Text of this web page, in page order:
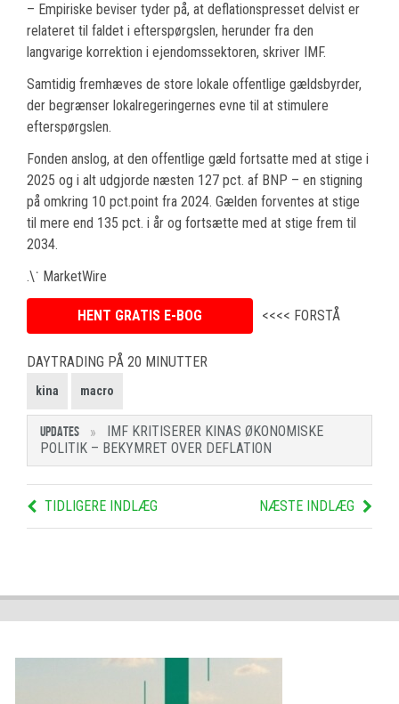
– Empiriske beviser tyder på, at deflationspresset delvist er
relateret til faldet i efterspørgslen, herunder fra den
langvarige korrektion i ejendomssektoren, skriver IMF.
Samtidig fremhæves de store lokale offentlige gældsbyrder,
der begrænser lokalregeringernes evne til at stimulere
efterspørgslen.
Fonden anslog, at den offentlige gæld fortsatte med at stige i
2025 og i alt udgjorde næsten 127 pct. af BNP – en stigning
på omkring 10 pct.point fra 2024. Gælden forventes at stige
til mere end 135 pct. i år og fortsætte med at stige frem til
2034.
.\˙ MarketWire
HENT GRATIS E-BOG <<<< FORSTÅ
DAYTRADING PÅ 20 MINUTTER
kina macro
UPDATES
IMF KRITISERER KINAS ØKONOMISKE
POLITIK – BEKYMRET OVER DEFLATION
TIDLIGERE INDLÆG NÆSTE INDLÆG